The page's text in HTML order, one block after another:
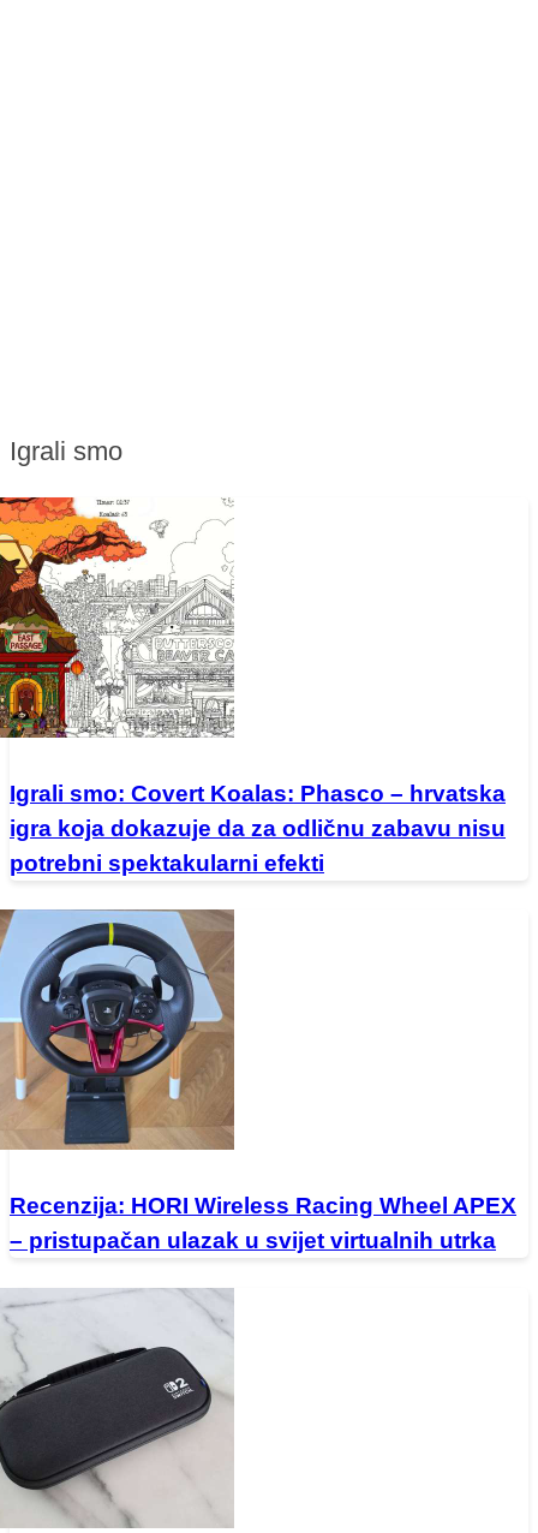
Igrali smo
Igrali smo: Covert Koalas: Phasco – hrvatska
igra koja dokazuje da za odličnu zabavu nisu
potrebni spektakularni efekti
Recenzija: HORI Wireless Racing Wheel APEX
– pristupačan ulazak u svijet virtualnih utrka